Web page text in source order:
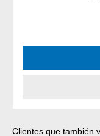
Omitir la galería de
Clientes que también